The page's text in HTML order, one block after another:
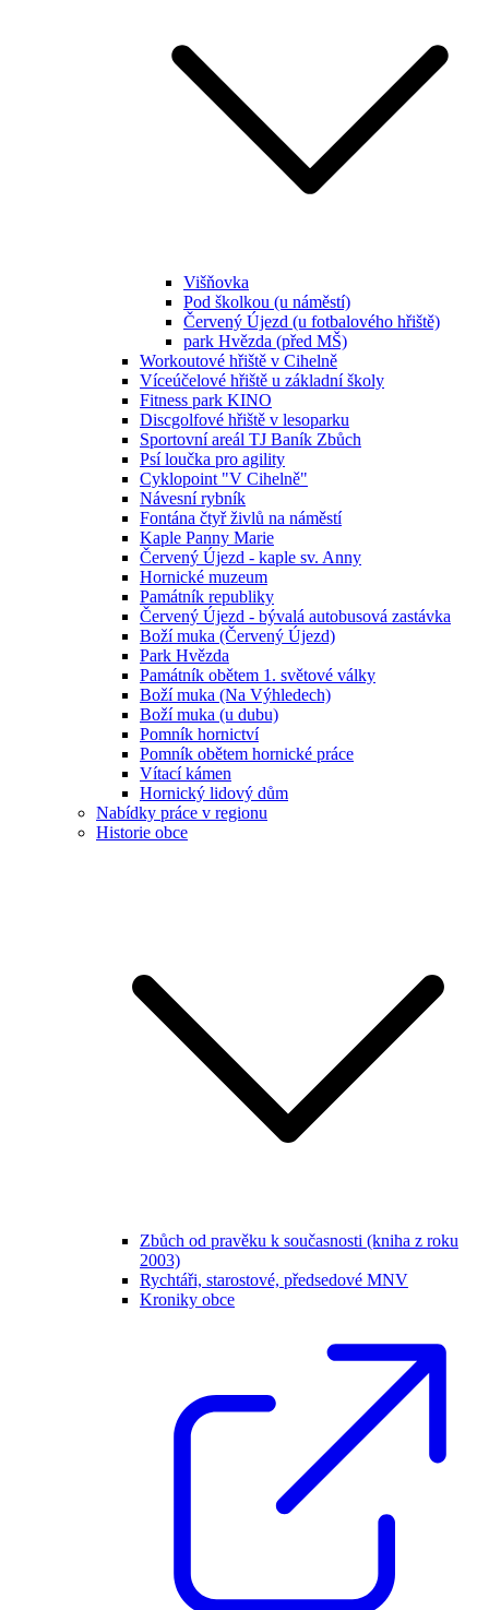
Višňovka
Pod školkou (u náměstí)
Červený Újezd (u fotbalového hřiště)
park Hvězda (před MŠ)
Workoutové hřiště v Cihelně
Víceúčelové hřiště u základní školy
Fitness park KINO
Discgolfové hřiště v lesoparku
Sportovní areál TJ Baník Zbůch
Psí loučka pro agility
Cyklopoint "V Cihelně"
Návesní rybník
Fontána čtyř živlů na náměstí
Kaple Panny Marie
Červený Újezd - kaple sv. Anny
Hornické muzeum
Památník republiky
Červený Újezd - bývalá autobusová zastávka
Boží muka (Červený Újezd)
Park Hvězda
Památník obětem 1. světové války
Boží muka (Na Výhledech)
Boží muka (u dubu)
Pomník hornictví
Pomník obětem hornické práce
Vítací kámen
Hornický lidový dům
Nabídky práce v regionu
Historie obce
Zbůch od pravěku k současnosti (kniha z roku
2003)
Rychtáři, starostové, předsedové MNV
Kroniky obce